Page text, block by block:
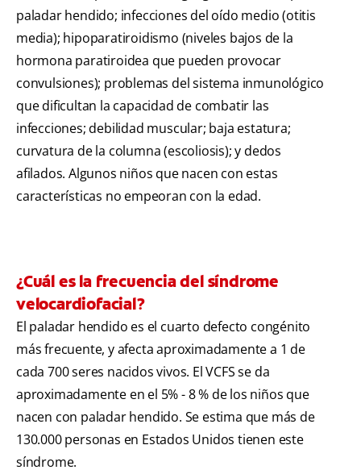
paladar hendido; infecciones del oído medio (otitis
media); hipoparatiroidismo (niveles bajos de la
hormona paratiroidea que pueden provocar
convulsiones); problemas del sistema inmunológico
que dificultan la capacidad de combatir las
infecciones; debilidad muscular; baja estatura;
curvatura de la columna (escoliosis); y dedos
afilados. Algunos niños que nacen con estas
características no empeoran con la edad.
¿Cuál es la frecuencia del síndrome
velocardiofacial?
El paladar hendido es el cuarto defecto congénito
más frecuente, y afecta aproximadamente a 1 de
cada 700 seres nacidos vivos. El VCFS se da
aproximadamente en el 5% - 8 % de los niños que
nacen con paladar hendido. Se estima que más de
130.000 personas en Estados Unidos tienen este
síndrome.